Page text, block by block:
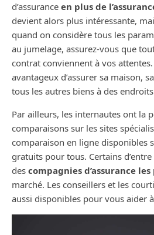
d’assurance en plus de
devient alors plus intéressante,
quand on considère tous les
au jumelage, assurez-vous que
contrat conviennent à vos
avantageux d’assurer sa maison,
tous les autres biens à des
Par ailleurs, les internautes ont la
comparaisons sur les sites
comparaison en ligne disponibles
gratuits pour tous. Certains
des compagnies d’assurance
marché. Les conseillers et les
aussi disponibles pour vous aider